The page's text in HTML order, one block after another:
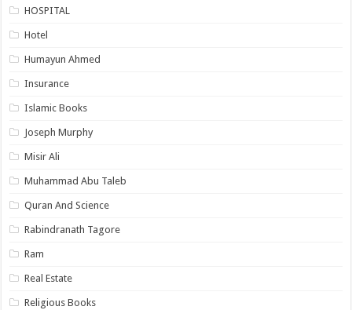
HOSPITAL
Hotel
Humayun Ahmed
Insurance
Islamic Books
Joseph Murphy
Misir Ali
Muhammad Abu Taleb
Quran And Science
Rabindranath Tagore
Ram
Real Estate
Religious Books